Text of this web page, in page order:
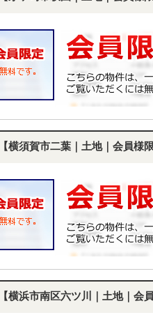
【横須賀市二葉｜土地｜会員様
【横浜市南区六ツ川｜土地｜会